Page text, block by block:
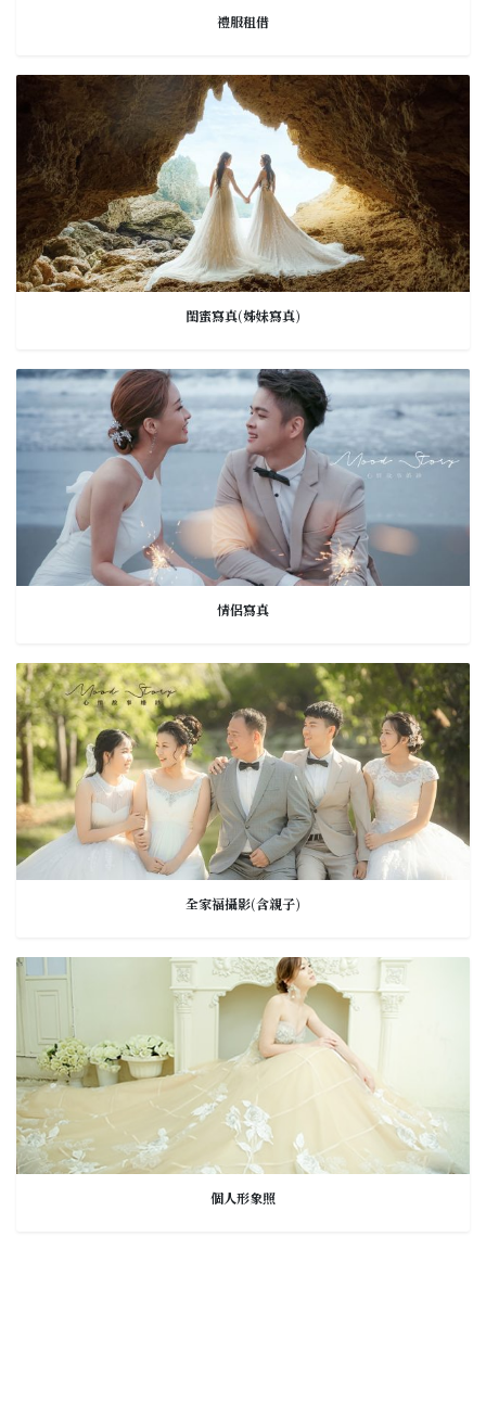
禮服租借
閨蜜寫真(姊妹寫真)
情侶寫真
全家福攝影(含親子)
個人形象照